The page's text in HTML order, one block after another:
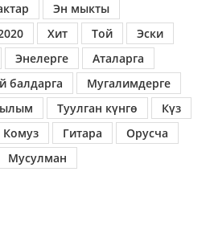
Эн мыкты
Хит Той
Эски
Энелерге
Аталарга
балдарга
Мугалимдерге
Туулган күнгө
Күз
Комуз Гитара
Орусча
Мусулман